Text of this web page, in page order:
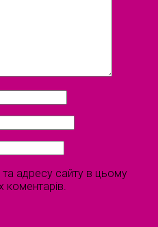
адресу сайту в цьому
коментарів.